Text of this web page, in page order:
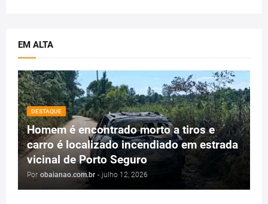
EM ALTA
DESTAQUE
Homem é encontrado morto a tiros e
carro é localizado incendiado em estrada
vicinal de Porto Seguro
Por obaianao.com.br - julho 12, 2026